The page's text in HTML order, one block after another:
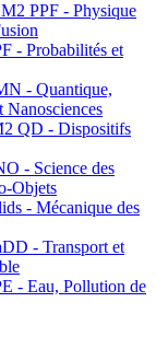
PPF - Physique
- Probabilités et
- Quantique,
QD - Dispositifs
- Science des
Objets
- Mécanique des
- Transport et
- Eau, Pollution de